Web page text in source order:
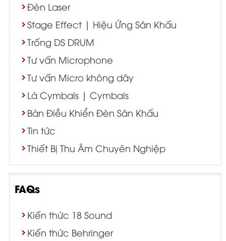
Đèn Laser
Stage Effect | Hiệu Ứng Sân Khấu
Trống DS DRUM
Tư vấn Microphone
Tư vấn Micro không dây
Lá Cymbals | Cymbals
Bàn Điều Khiển Đèn Sân Khấu
Tin tức
Thiết Bị Thu Âm Chuyên Nghiệp
FAQs
Kiến thức 18 Sound
Kiến thức Behringer